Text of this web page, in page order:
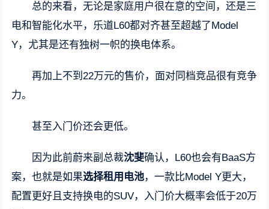
总的来看，无论是家庭用户很在意的空间，还是三
电和智能化水平，乐道L60都对齐甚至超越了Model
Y，尤其是还有独树一帜的换电体系。
再加上不到22万元的售价，面对同档竞品很有竞争
力。
甚至入门价还会更低。
因为此前蔚来副总裁沈斐确认，L60也会有BaaS方
案，也就是如果选择租用电池，一款比Model Y更大，
配置更好且支持换电的SUV，入门价大概率会低于20万